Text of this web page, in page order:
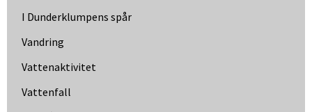
I Dunder­klumpens spår
Vandring
Vattenaktivitet
Vattenfall